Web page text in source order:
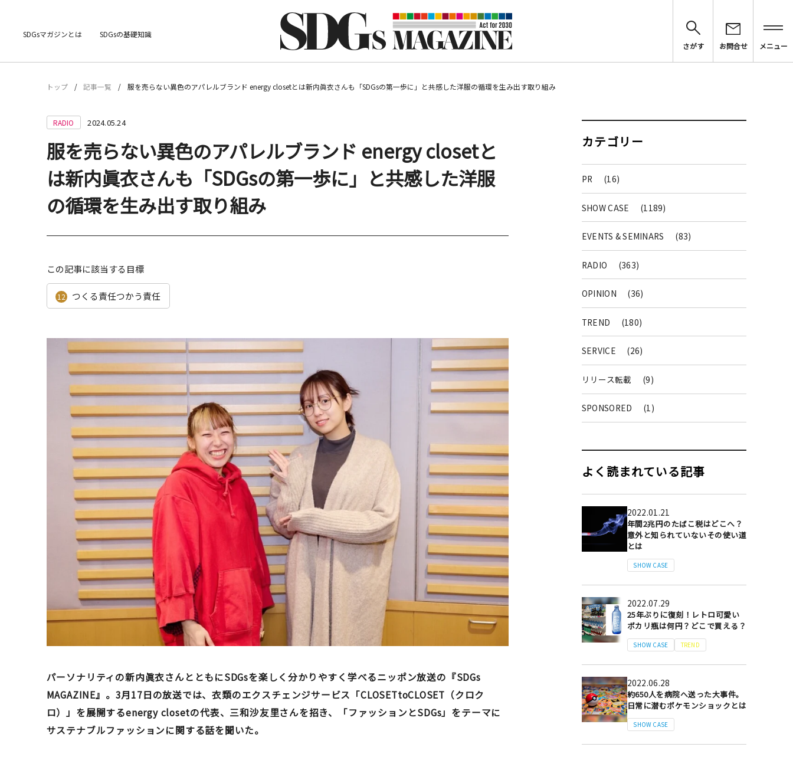
SDGsマガジンとは
SDGsの基礎知識
さがす
お問合せ メニュー
トップ 記事一覧 服を売らない異色のアパレルブランド energy closetとは新内眞衣さんも「SDGsの第一歩に」と共感した洋服の循環を生み出す取り組み
RADIO 2024.05.24
服を売らない異色のアパレルブランド energy closetと
は新内眞衣さんも「SDGsの第一歩に」と共感した洋服
の循環を生み出す取り組み
この記事に該当する目標
12 つくる責任つかう責任
パーソナリティの新内眞衣さんとともにSDGsを楽しく分かりやすく学べるニッポン放送の『SDGs
MAGAZINE』。3月17日の放送では、衣類のエクスチェンジサービス「CLOSETtoCLOSET（クロク
ロ）」を展開するenergy closetの代表、三和沙友里さんを招き、「ファッションとSDGs」をテーマに
サステナブルファッションに関する話を聞いた。
カテゴリー
PR (16)
SHOW CASE (1189)
EVENTS & SEMINARS (83)
RADIO (363)
OPINION (36)
TREND (180)
SERVICE (26)
リリース転載 (9)
SPONSORED (1)
よく読まれている記事
2022.01.21
年間2兆円のたばこ税はどこへ？
意外と知られていないその使い道
とは
SHOW CASE
2022.07.29
25年ぶりに復刻！レトロ可愛い
ポカリ瓶は何円？どこで買える？
SHOW CASE TREND
2022.06.28
約650人を病院へ送った大事件。
日常に潜むポケモンショックとは
SHOW CASE